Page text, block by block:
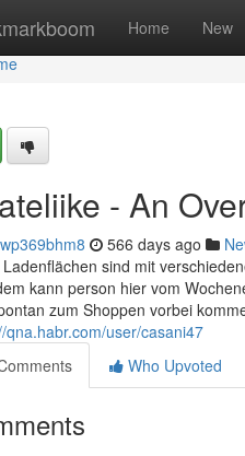
Home New
- An
566 days ago
Ladenflächen sind mit
kann person hier vom
zum Shoppen vorbei
qna.habr.com/user/casani47
Who Upvoted